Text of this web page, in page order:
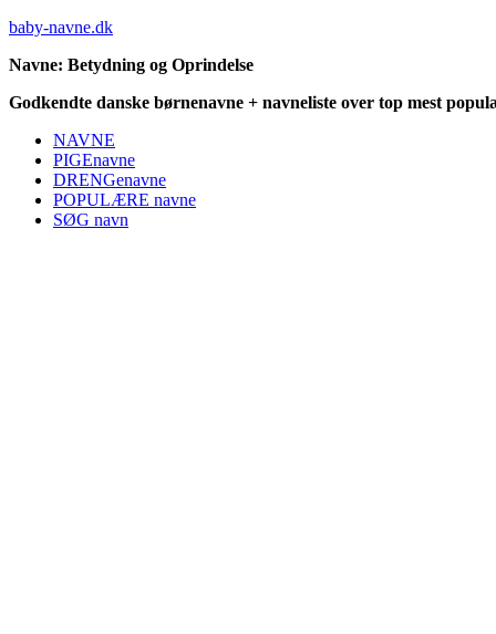
baby-navne.dk
Navne: Betydning og Oprindelse
Godkendte danske børnenavne + navneliste over top mest
NAVNE
PIGEnavne
DRENGenavne
POPULÆRE navne
SØG navn